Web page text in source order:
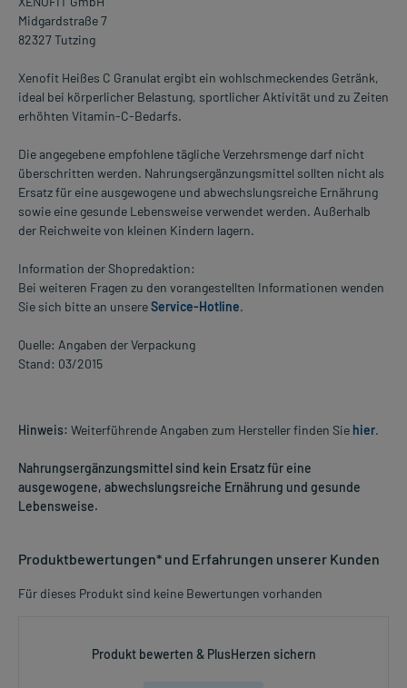
Midgardstraße 7
82327 Tutzing
Xenofit Heißes C Granulat ergibt ein wohlschmeckendes Getränk,
ideal bei körperlicher Belastung, sportlicher Aktivität und zu Zeiten
erhöhten Vitamin-C-Bedarfs.
Die angegebene empfohlene tägliche Verzehrsmenge darf nicht
überschritten werden. Nahrungsergänzungsmittel sollten nicht als
Ersatz für eine ausgewogene und abwechslungsreiche Ernährung
sowie eine gesunde Lebensweise verwendet werden. Außerhalb
der Reichweite von kleinen Kindern lagern.
Information der Shopredaktion:
Bei weiteren Fragen zu den vorangestellten Informationen wenden
Sie sich bitte an unsereService-Hotline.
Quelle: Angaben der Verpackung
Stand: 03/2015
Hinweis: Weiterführende Angaben zum Hersteller finden Sie hier.
Nahrungsergänzungsmittel sind kein Ersatz für eine
ausgewogene, abwechslungsreiche Ernährung und gesunde
Lebensweise.
Produktbewertungen* und Erfahrungen unserer Kunden
Für dieses Produkt sind keine Bewertungen vorhanden
Produkt bewerten & PlusHerzen sichern